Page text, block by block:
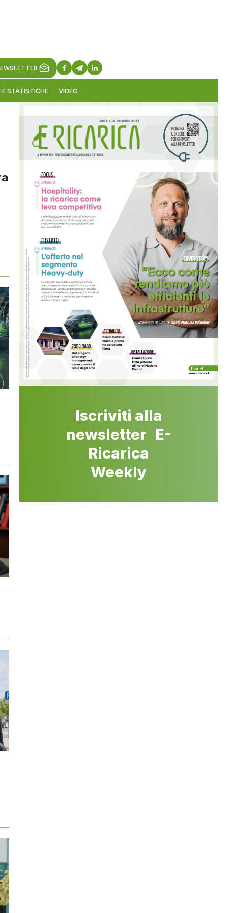
E STATISTICHE VIDEO
Iscriviti alla
newsletter E-
Ricarica
Weekly